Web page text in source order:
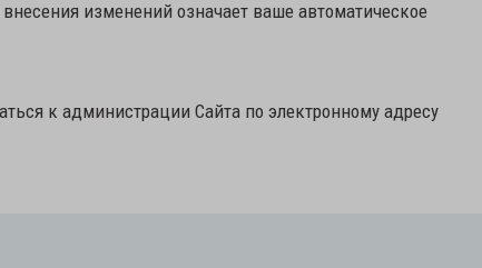
изменений означает ваше автоматическое
к администрации Сайта по электронному адресу